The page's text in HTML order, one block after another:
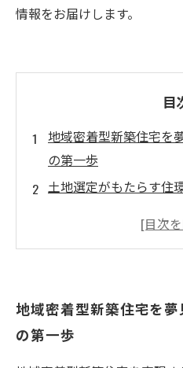
情報をお届けします。
目
地域密着型新築住宅を
の第一歩
土地選定がもたらす住
交通アクセスの重要性
しい地域を選ぼう
地域コミュニティとの
関係を築く方法
地域密着型新築住宅を
の第一歩